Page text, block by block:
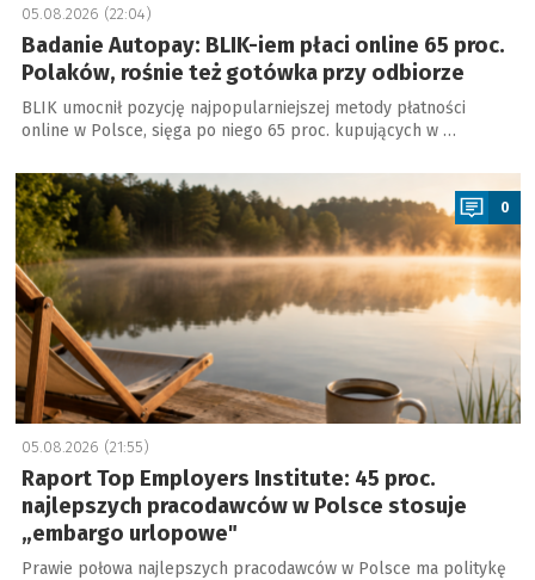
05.08.2026 (22:04)
Badanie Autopay: BLIK-iem płaci online 65 proc.
Polaków, rośnie też gotówka przy odbiorze
BLIK umocnił pozycję najpopularniejszej metody płatności
online w Polsce, sięga po niego 65 proc. kupujących w …
a
0
05.08.2026 (21:55)
Raport Top Employers Institute: 45 proc.
najlepszych pracodawców w Polsce stosuje
„embargo urlopowe"
Prawie połowa najlepszych pracodawców w Polsce ma politykę